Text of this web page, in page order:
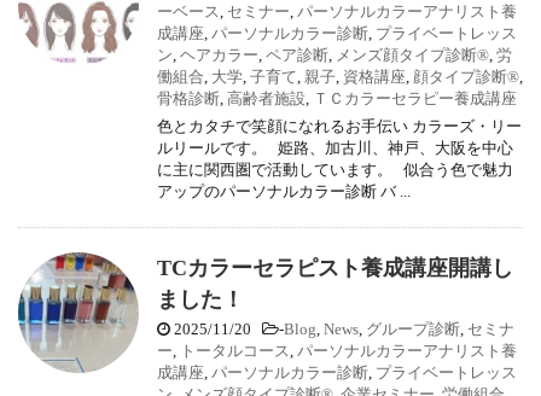
ーベース, セミナー, パーソナルカラーアナリスト養
成講座, パーソナルカラー診断, プライベートレッス
ン, ヘアカラー, ペア診断, メンズ顔タイプ診断®, 労
働組合, 大学, 子育て, 親子, 資格講座, 顔タイプ診断®,
骨格診断, 高齢者施設, ＴＣカラーセラピー養成講座
色とカタチで笑顔になれるお手伝い カラーズ・リー
ルリールです。 姫路、加古川、神戸、大阪を中心
に主に関西圏で活動しています。 似合う色で魅力
アップのパーソナルカラー診断 バ ...
TCカラーセラピスト養成講座開講し
ました！
2025/11/20 -Blog, News, グループ診断, セミナ
ー, トータルコース, パーソナルカラーアナリスト養
成講座, パーソナルカラー診断, プライベートレッス